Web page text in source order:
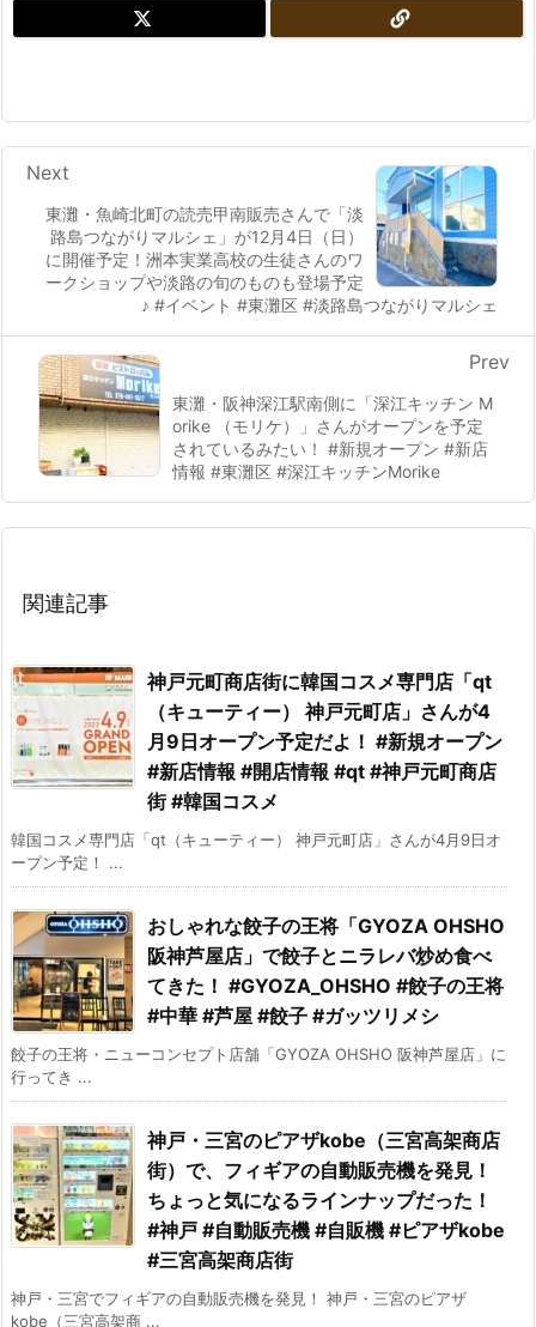
東灘・魚崎北町の読売甲南販売さんで「淡
路島つながりマルシェ」が12月4日（日）
に開催予定！洲本実業高校の生徒さんのワ
ークショップや淡路の旬のものも登場予定
♪ #イベント #東灘区 #淡路島つながりマルシェ
Next
東灘・阪神深江駅南側に「深江キッチン M
orike （モリケ）」さんがオープンを予定
されているみたい！ #新規オープン #新店
情報 #東灘区 #深江キッチンMorike
Prev
関連記事
神戸元町商店街に韓国コスメ専門店「qt
（キューティー） 神戸元町店」さんが4
月9日オープン予定だよ！ #新規オープン
#新店情報 #開店情報 #qt #神戸元町商店
街 #韓国コスメ
韓国コスメ専門店「qt（キューティー） 神戸元町店」さんが4月9日オ
ープン予定！ ...
おしゃれな餃子の王将「GYOZA OHSHO
阪神芦屋店」で餃子とニラレバ炒め食べ
てきた！ #GYOZA_OHSHO #餃子の王将
#中華 #芦屋 #餃子 #ガッツリメシ
餃子の王将・ニューコンセプト店舗「GYOZA OHSHO 阪神芦屋店」に
行ってき ...
神戸・三宮のピアザkobe（三宮高架商店
街）で、フィギアの自動販売機を発見！
ちょっと気になるラインナップだった！
#神戸 #自動販売機 #自販機 #ピアザkobe
#三宮高架商店街
神戸・三宮でフィギアの自動販売機を発見！ 神戸・三宮のピアザ
kobe（三宮高架商 ...